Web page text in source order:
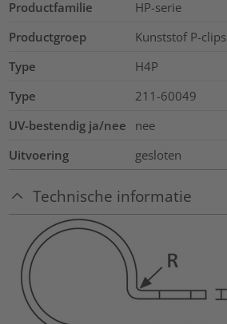
Productfamilie
HP-serie
Productgroep
Kunststof P-clips
Type
H4P
Type
211-60049
UV-bestendig ja/nee
nee
Uitvoering
gesloten
Technische informatie